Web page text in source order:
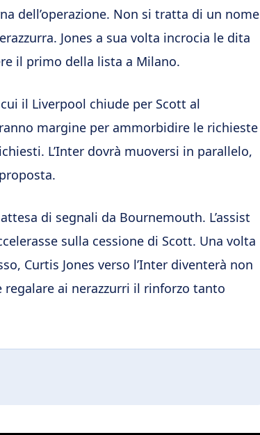
dell’operazione. Non si tratta di un nome
Jones a sua volta incrocia le dita
il primo della lista a Milano.
il Liverpool chiude per Scott al
margine per ammorbidire le richieste
L’Inter dovrà muoversi in parallelo,
di segnali da Bournemouth. L’assist
sulla cessione di Scott. Una volta
Curtis Jones verso l’Inter diventerà non
ai nerazzurri il rinforzo tanto